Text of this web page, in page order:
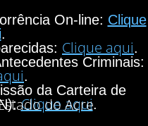
On-line: Clique
.
Clique aqui.
Criminais:
.
da Carteira de
Clique aqui.
do Acre